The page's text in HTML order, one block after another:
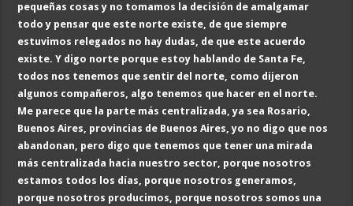
pequeñas cosas y no tomamos la decisión de amalgamar
todo y pensar que este norte existe, de que siempre
estuvimos relegados no hay dudas, de que este acuerdo
existe. Y digo norte porque estoy hablando de Santa Fe,
todos nos tenemos que sentir del norte, como dijeron
algunos compañeros, algo tenemos que hacer en el norte.
Me parece que la parte más centralizada, ya sea Rosario,
Buenos Aires, provincias de Buenos Aires, yo no digo que nos
abandonan, pero digo que tenemos que tener una mirada
más centralizada hacia nuestro sector, porque nosotros
estamos todos los días, porque nosotros generamos,
porque nosotros producimos, porque nosotros somos una